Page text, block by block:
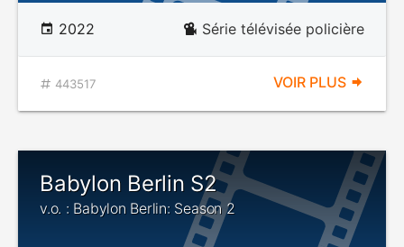
2022 Série télévisée policière
443517 VOIR PLUS
Babylon Berlin S2
v.o. : Babylon Berlin: Season 2